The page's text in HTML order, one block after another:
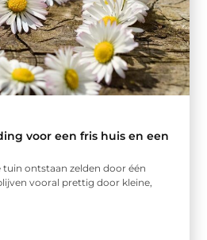
voor een fris huis en een
tuin ontstaan zelden door één
vooral prettig door kleine,